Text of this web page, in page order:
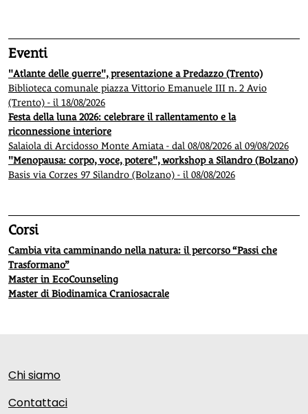
Eventi
"Atlante delle guerre", presentazione a Predazzo (Trento)
Biblioteca comunale piazza Vittorio Emanuele III n. 2 Avio
(Trento) - il 18/08/2026
Festa della luna 2026: celebrare il rallentamento e la
riconnessione interiore
Salaiola di Arcidosso Monte Amiata - dal 08/08/2026 al 09/08/2026
"Menopausa: corpo, voce, potere", workshop a Silandro (Bolzano)
Basis via Corzes 97 Silandro (Bolzano) - il 08/08/2026
Corsi
Cambia vita camminando nella natura: il percorso “Passi che
Trasformano”
Master in EcoCounseling
Master di Biodinamica Craniosacrale
Chi siamo
Contattaci